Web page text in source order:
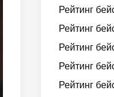
Рейтинг
Рейтинг
Рейтинг
Рейтинг
Рейтинг